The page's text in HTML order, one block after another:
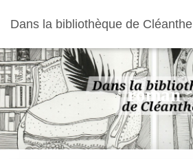
Dans la bibliothèque de Cléanthe
roman